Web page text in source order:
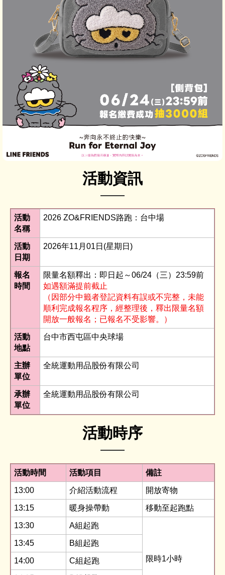
活動資訊
活動
名稱
2026 ZO&FRIENDS路跑：台中場
活動
日期
2026年11月01日(星期日)
報名
時間
限量名額釋出：即日起～06/24（三）23:59前
如遇額滿提前截止
（因部分中籤者登記資料有誤或不完整，未能
順利完成報名程序，經整理後，釋出限量名額
開放一般報名；已報名不受影響。）
活動
地點
台中市西屯區中央球場
主辦
單位
全統運動用品股份有限公司
承辦
單位
全統運動用品股份有限公司
活動時序
活動時間 活動項目 備註
13:00 介紹活動流程 開放寄物
13:15 暖身操帶動 移動至起跑點
13:30 A組起跑
限時1小時
13:45 B組起跑
14:00 C組起跑